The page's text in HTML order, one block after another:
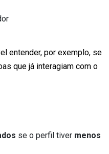
entender, por exemplo, se
que já interagiam com o
se o perfil tiver menos